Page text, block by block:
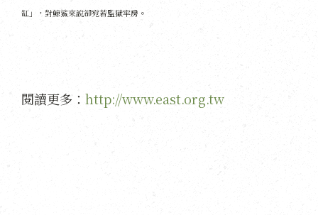
缸」，對鯨鯊來說卻宛若監獄牢房。
閱讀更多： http://www.east.org.tw